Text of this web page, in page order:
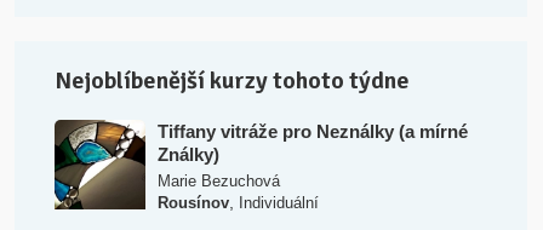
Nejoblíbenější kurzy tohoto týdne
Tiffany vitráže pro Neználky (a mírné
Ználky)
Marie Bezuchová
Rousínov, Individuální